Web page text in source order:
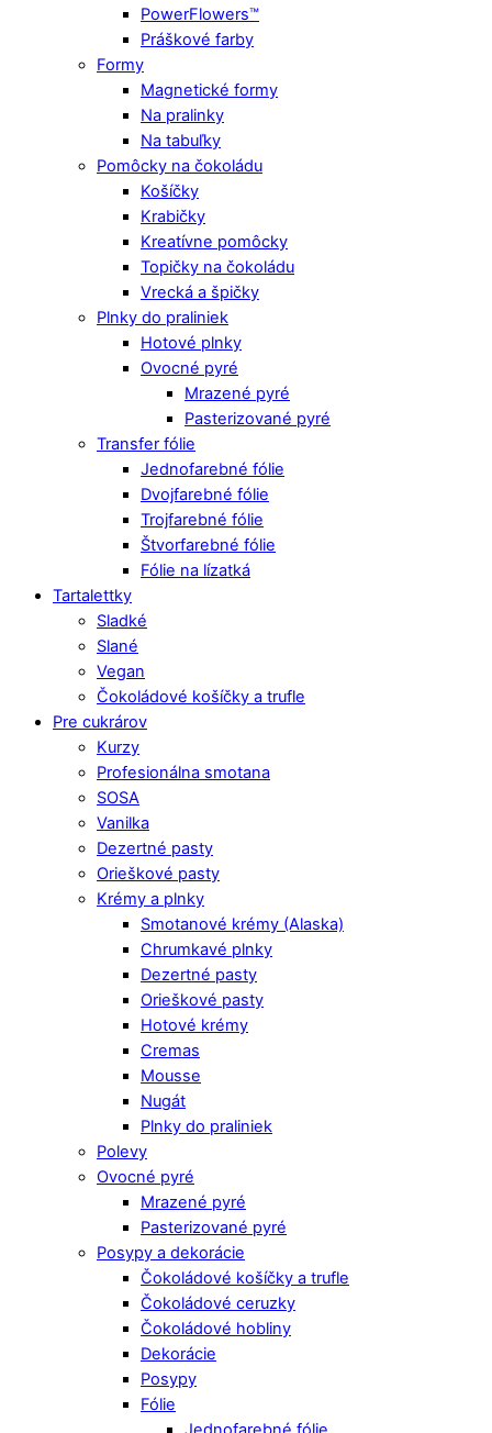
PowerFlowers™
Práškové farby
Formy
Magnetické formy
Na pralinky
Na tabuľky
Pomôcky na čokoládu
Košíčky
Krabičky
Kreatívne pomôcky
Topičky na čokoládu
Vrecká a špičky
Plnky do praliniek
Hotové plnky
Ovocné pyré
Mrazené pyré
Pasterizované pyré
Transfer fólie
Jednofarebné fólie
Dvojfarebné fólie
Trojfarebné fólie
Štvorfarebné fólie
Fólie na lízatká
Tartalettky
Sladké
Slané
Vegan
Čokoládové košíčky a trufle
Pre cukrárov
Kurzy
Profesionálna smotana
SOSA
Vanilka
Dezertné pasty
Orieškové pasty
Krémy a plnky
Smotanové krémy (Alaska)
Chrumkavé plnky
Dezertné pasty
Orieškové pasty
Hotové krémy
Cremas
Mousse
Nugát
Plnky do praliniek
Polevy
Ovocné pyré
Mrazené pyré
Pasterizované pyré
Posypy a dekorácie
Čokoládové košíčky a trufle
Čokoládové ceruzky
Čokoládové hobliny
Dekorácie
Posypy
Fólie